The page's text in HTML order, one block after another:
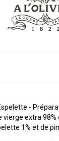
-
vierge extra
1% et de